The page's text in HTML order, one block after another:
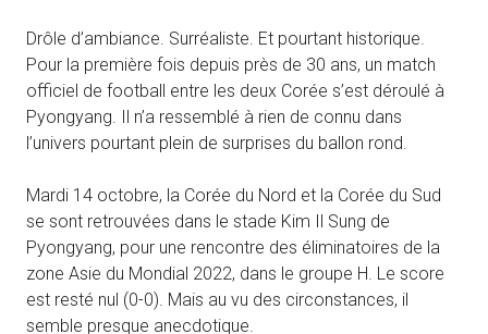
Drôle d’ambiance. Surréaliste. Et pourtant historique.
Pour la première fois depuis près de 30 ans, un match
officiel de football entre les deux Corée s’est déroulé à
Pyongyang. Il n’a ressemblé à rien de connu dans
l’univers pourtant plein de surprises du ballon rond.
Mardi 14 octobre, la Corée du Nord et la Corée du Sud
se sont retrouvées dans le stade Kim Il Sung de
Pyongyang, pour une rencontre des éliminatoires de la
zone Asie du Mondial 2022, dans le groupe H. Le score
est resté nul (0-0). Mais au vu des circonstances, il
semble presque anecdotique.